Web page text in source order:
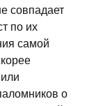
совпадает
по их
самой
о